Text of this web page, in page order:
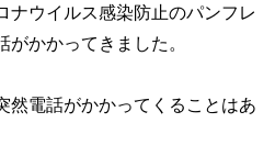
ナウイルス感染防止のパンフレ
がかかってきました。
然電話がかかってくることはあ